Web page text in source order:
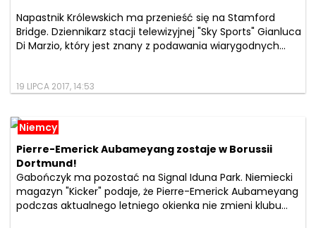
Napastnik Królewskich ma przenieść się na Stamford
Bridge. Dziennikarz stacji telewizyjnej "Sky Sports" Gianluca
Di Marzio, który jest znany z podawania wiarygodnych...
19 LIPCA 2017, 14:53
Niemcy
Pierre-Emerick Aubameyang zostaje w Borussii
Dortmund!
Gabończyk ma pozostać na Signal Iduna Park. Niemiecki
magazyn "Kicker" podaje, że Pierre-Emerick Aubameyang
podczas aktualnego letniego okienka nie zmieni klubu...